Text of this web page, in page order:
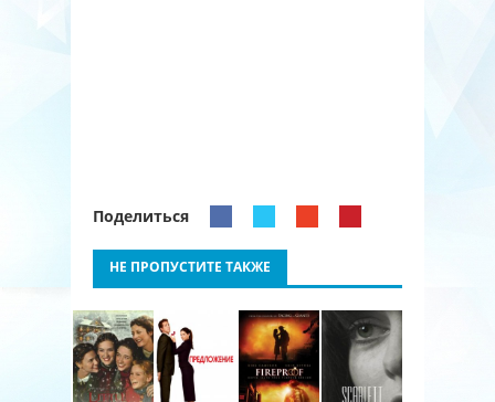
Поделиться
НЕ ПРОПУСТИТЕ ТАКЖЕ